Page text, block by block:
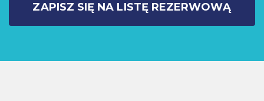
ZAPISZ SIĘ NA LISTĘ REZERWOWĄ